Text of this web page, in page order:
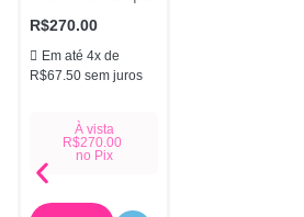
R$270.00
Em até 4x de
R$67.50 sem juros
À vista
R$270.00
no Pix